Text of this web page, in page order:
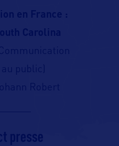
en France :
public)
Robert
presse